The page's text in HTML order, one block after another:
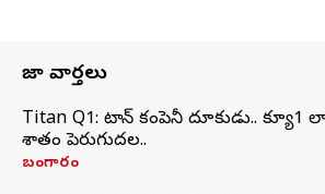
తాజా వార్తలు
Titan Q1: టైటాన్ కంపెనీ దూకుడు.. క్యూ1
శాతం పెరుగుదల..
బంగారం